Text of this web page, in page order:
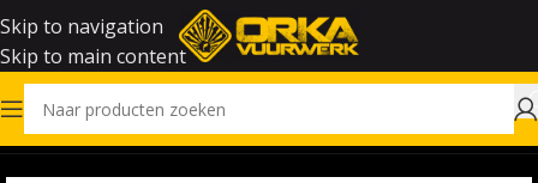
Skip to navigation
Skip to main content
Home Vuurwerk